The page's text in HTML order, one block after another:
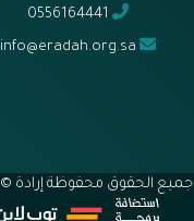
جميع الحقوق محفوظة إرادة © 2026